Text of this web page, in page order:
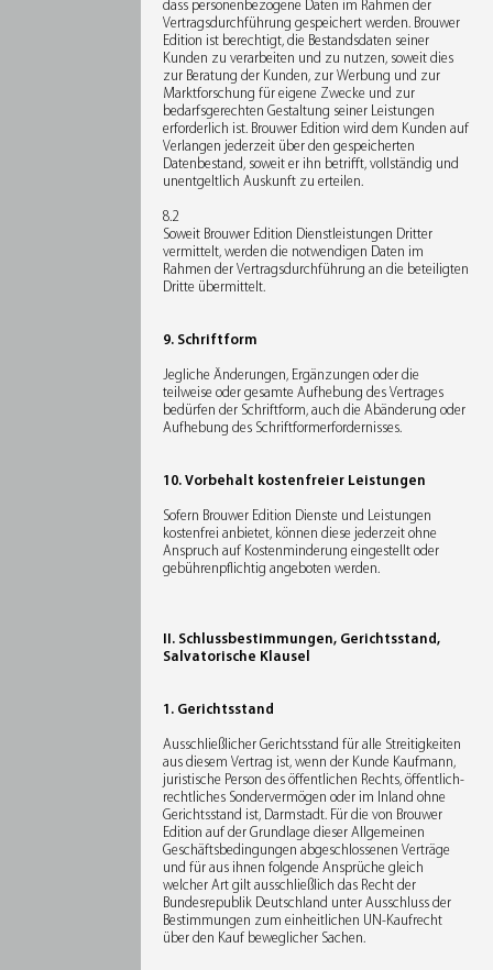
dass personenbezogene Daten im Rahmen der
Vertragsdurchführung gespeichert werden. Brouwer
Edition ist berechtigt, die Bestandsdaten seiner
Kunden zu verarbeiten und zu nutzen, soweit dies
zur Beratung der Kunden, zur Werbung und zur
Marktforschung für eigene Zwecke und zur
bedarfsgerechten Gestaltung seiner Leistungen
erforderlich ist. Brouwer Edition wird dem Kunden auf
Verlangen jederzeit über den gespeicherten
Datenbestand, soweit er ihn betrifft, vollständig und
unentgeltlich Auskunft zu erteilen.
8.2
Soweit Brouwer Edition Dienstleistungen Dritter
vermittelt, werden die notwendigen Daten im
Rahmen der Vertragsdurchführung an die beteiligten
Dritte übermittelt.
9. Schriftform
Jegliche Änderungen, Ergänzungen oder die
teilweise oder gesamte Aufhebung des Vertrages
bedürfen der Schriftform, auch die Abänderung oder
Aufhebung des Schriftformerfordernisses.
10. Vorbehalt kostenfreier Leistungen
Sofern Brouwer Edition Dienste und Leistungen
kostenfrei anbietet, können diese jederzeit ohne
Anspruch auf Kostenminderung eingestellt oder
gebührenpflichtig angeboten werden.
II. Schlussbestimmungen, Gerichtsstand,
Salvatorische Klausel
1. Gerichtsstand
Ausschließlicher Gerichtsstand für alle Streitigkeiten
aus diesem Vertrag ist, wenn der Kunde Kaufmann,
juristische Person des öffentlichen Rechts, öffentlich-
rechtliches Sondervermögen oder im Inland ohne
Gerichtsstand ist, Darmstadt. Für die von Brouwer
Edition auf der Grundlage dieser Allgemeinen
Geschäftsbedingungen abgeschlossenen Verträge
und für aus ihnen folgende Ansprüche gleich
welcher Art gilt ausschließlich das Recht der
Bundesrepublik Deutschland unter Ausschluss der
Bestimmungen zum einheitlichen UN-Kaufrecht
über den Kauf beweglicher Sachen.